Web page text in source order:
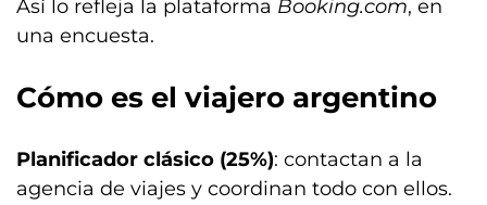
Así lo refleja la plataforma Booking.com, en
una encuesta.
Cómo es el viajero argentino
Planificador clásico (25%): contactan a la
agencia de viajes y coordinan todo con ellos.